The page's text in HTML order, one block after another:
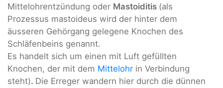
Mittelohrentzündung oder Mastoiditis (als
Prozessus mastoideus wird der hinter dem
äusseren Gehörgang gelegene Knochen des
Schläfenbeins genannt.
Es handelt sich um einen mit Luft gefüllten
Knochen, der mit dem Mittelohr in Verbindung
steht). Die Erreger wandern hier durch die dünnen